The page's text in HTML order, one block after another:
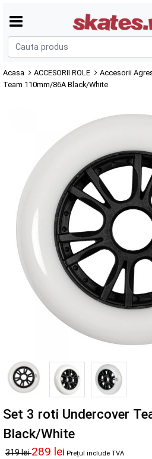
Acasa ACCESORII ROLE Accesorii
Team 110mm/86A Black/White
Set 3 roti Undercover
Black/White
319 lei289 lei Prețul include TVA